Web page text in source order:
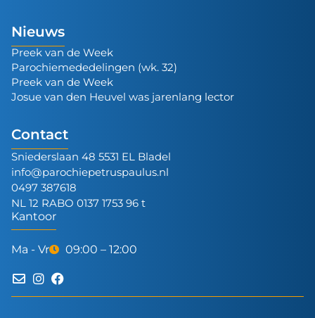
Nieuws
Preek van de Week
Parochiemededelingen (wk. 32)
Preek van de Week
Josue van den Heuvel was jarenlang lector
Contact
Sniederslaan 48 5531 EL Bladel
info@parochiepetruspaulus.nl
0497 387618
NL 12 RABO 0137 1753 96 t
Kantoor
Ma - Vr 09:00 – 12:00